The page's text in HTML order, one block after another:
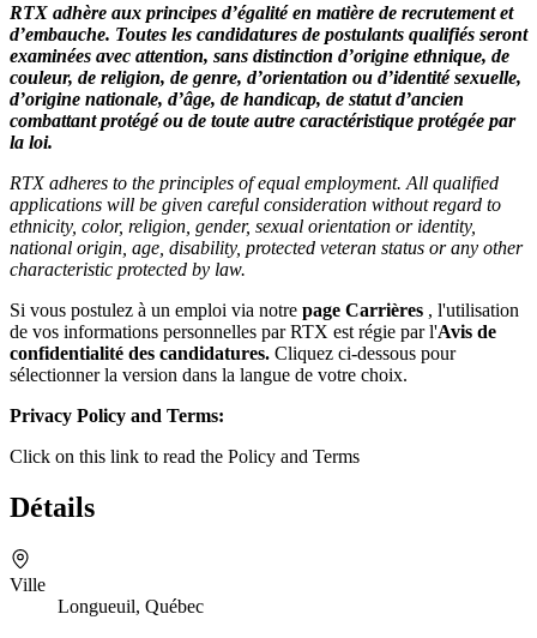
RTX adhère aux principes d’égalité en matière de recrutement et
d’embauche. Toutes les candidatures de postulants qualifiés seront
examinées avec attention, sans distinction d’origine ethnique, de
couleur, de religion, de genre, d’orientation ou d’identité sexuelle,
d’origine nationale, d’âge, de handicap, de statut d’ancien
combattant protégé ou de toute autre caractéristique protégée par
la loi.
RTX adheres to the principles of equal employment. All qualified
applications will be given careful consideration without regard to
ethnicity, color, religion, gender, sexual orientation or identity,
national origin, age, disability, protected veteran status or any other
characteristic protected by law.
Si vous postulez à un emploi via notre page Carrières , l'utilisation
de vos informations personnelles par RTX est régie par l'Avis de
confidentialité des candidatures. Cliquez ci-dessous pour
sélectionner la version dans la langue de votre choix.
Privacy Policy and Terms:
Click on this link to read the Policy and Terms
Détails
Ville
Longueuil, Québec